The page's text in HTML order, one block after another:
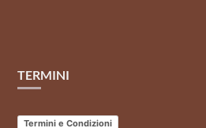
TERMINI
Termini e Condizioni